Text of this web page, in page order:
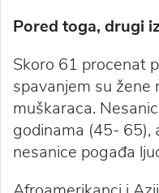
Pored toga, drugi
Skoro 61 procenat
spavanjem su
muškaraca.
godinama (45- 65),
nesanice pogađa